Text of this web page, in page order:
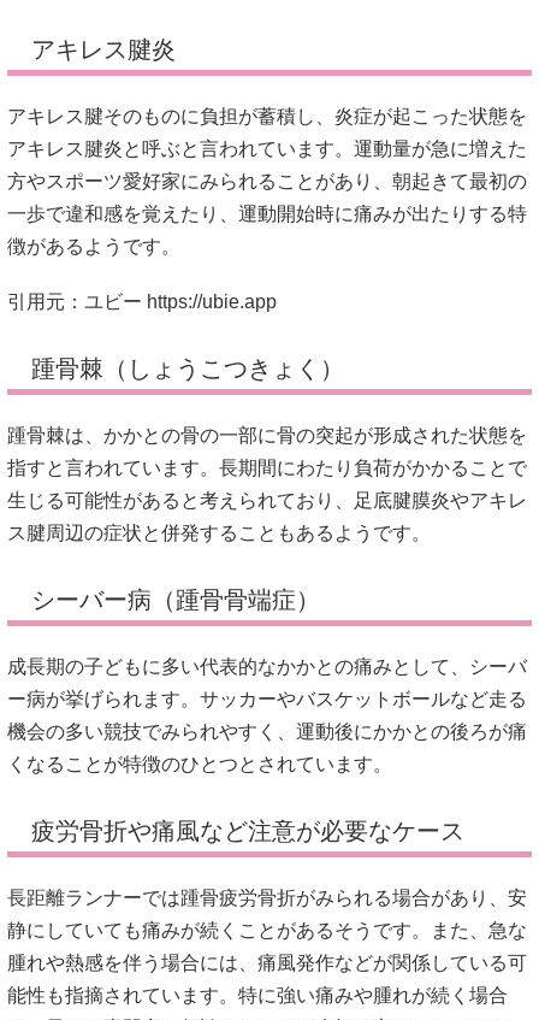
アキレス腱炎
アキレス腱そのものに負担が蓄積し、炎症が起こった状態を
アキレス腱炎と呼ぶと言われています。運動量が急に増えた
方やスポーツ愛好家にみられることがあり、朝起きて最初の
一歩で違和感を覚えたり、運動開始時に痛みが出たりする特
徴があるようです。
引用元：ユビー https://ubie.app
踵骨棘（しょうこつきょく）
踵骨棘は、かかとの骨の一部に骨の突起が形成された状態を
指すと言われています。長期間にわたり負荷がかかることで
生じる可能性があると考えられており、足底腱膜炎やアキレ
ス腱周辺の症状と併発することもあるようです。
シーバー病（踵骨骨端症）
成長期の子どもに多い代表的なかかとの痛みとして、シーバ
ー病が挙げられます。サッカーやバスケットボールなど走る
機会の多い競技でみられやすく、運動後にかかとの後ろが痛
くなることが特徴のひとつとされています。
疲労骨折や痛風など注意が必要なケース
長距離ランナーでは踵骨疲労骨折がみられる場合があり、安
静にしていても痛みが続くことがあるそうです。また、急な
腫れや熱感を伴う場合には、痛風発作などが関係している可
能性も指摘されています。特に強い痛みや腫れが続く場合